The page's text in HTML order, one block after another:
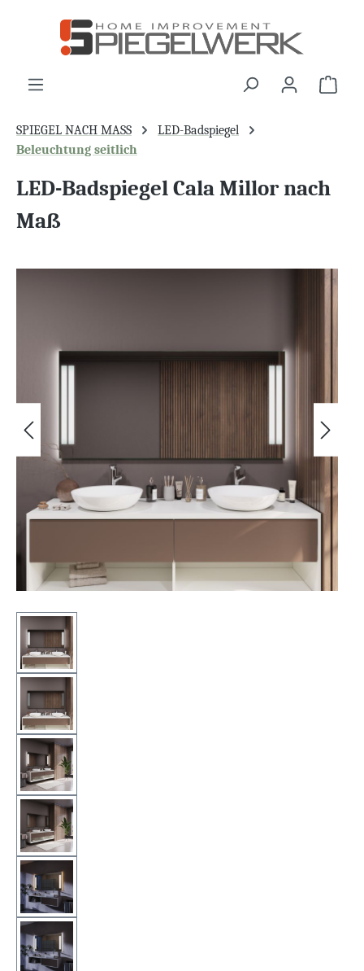
springen
SPIEGEL NACH MASS
LED-Badspiegel
Beleuchtung seitlich
LED-Badspiegel Cala Millor nach
Maß